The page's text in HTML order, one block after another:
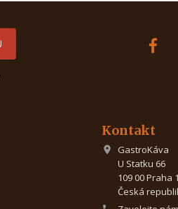
Kontakt

GastroKáva
U Statku 66
109 00 Praha
Česká